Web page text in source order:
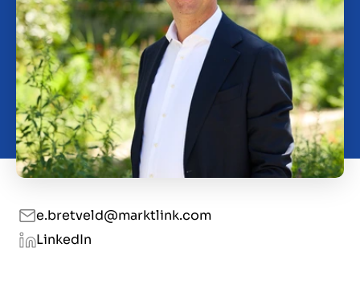
Contact
BE
e.bretveld@marktlink.com
LinkedIn